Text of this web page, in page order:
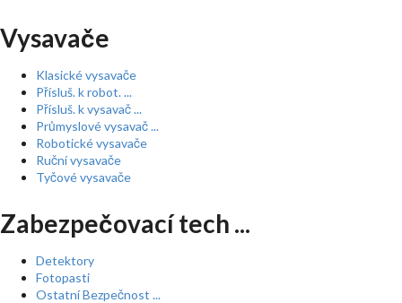
Vysavače
Klasické vysavače
Přísluš. k robot. ...
Přísluš. k vysavač ...
Průmyslové vysavač ...
Robotické vysavače
Ruční vysavače
Tyčové vysavače
Zabezpečovací tech ...
Detektory
Fotopasti
Ostatní Bezpečnost ...